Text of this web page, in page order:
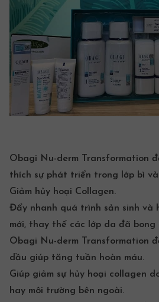
Obagi Nu-derm Transformation
thích sự phát triển trong lớp bì
Giảm hủy hoại Collagen.
Đẩy nhanh quá trình sản sinh và
mới, thay thế các lớp da đã bong
Obagi Nu-derm Transformation
dầu giúp tăng tuần hoàn máu.
Giúp giảm sự hủy hoại collagen
hay môi trường bên ngoài.